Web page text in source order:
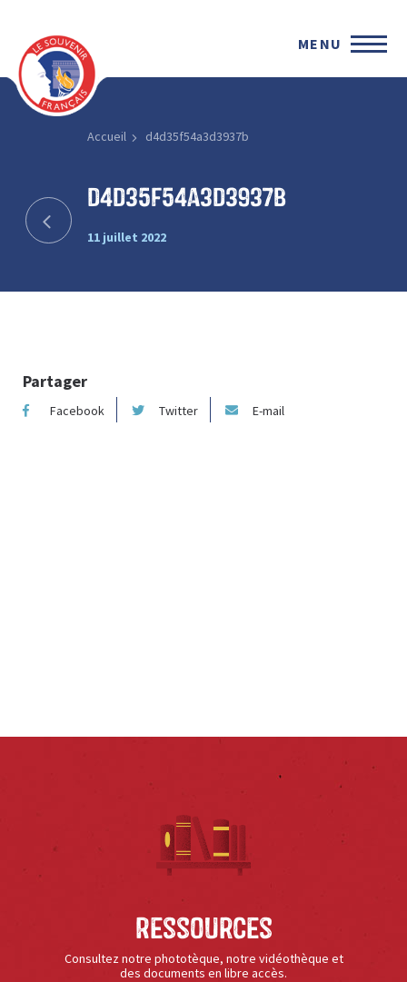
MENU
Accueil d4d35f54a3d3937b
d4d35f54a3d3937b
11 juillet 2022
Partager
Facebook Twitter E-mail
Ressources
Consultez notre phototèque, notre vidéothèque et
des documents en libre accès.